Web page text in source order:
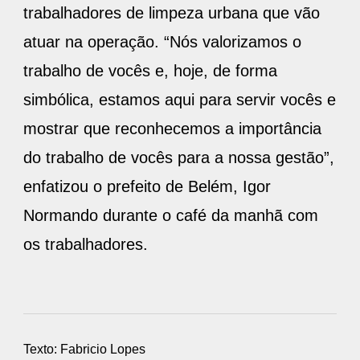
trabalhadores de limpeza urbana que vão
atuar na operação. “Nós valorizamos o
trabalho de vocês e, hoje, de forma
simbólica, estamos aqui para servir vocês e
mostrar que reconhecemos a importância
do trabalho de vocês para a nossa gestão”,
enfatizou o prefeito de Belém, Igor
Normando durante o café da manhã com
os trabalhadores.
Texto: Fabricio Lopes